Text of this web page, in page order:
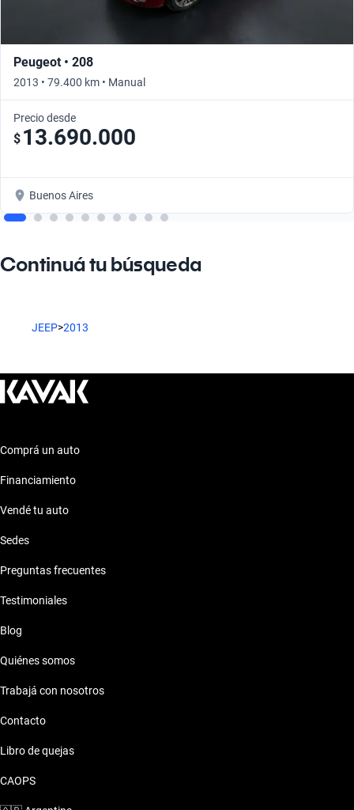
Peugeot • 208
2013 • 79.400 km • Manual
Precio desde
$ 13.690.000
Buenos Aires
Continuá tu búsqueda
JEEP>2013
Comprá un auto
Financiamiento
Vendé tu auto
Sedes
Preguntas frecuentes
Testimoniales
Blog
Quiénes somos
Trabajá con nosotros
Contacto
Libro de quejas
CAOPS